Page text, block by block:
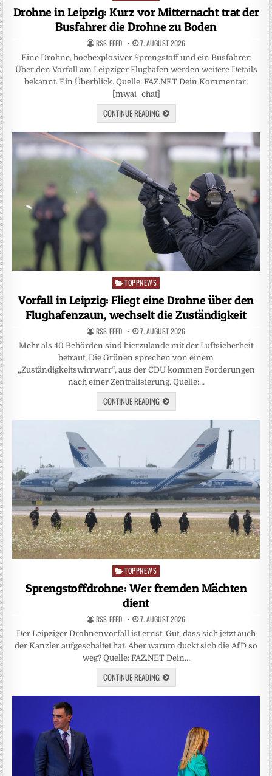
in
Drohne in Leipzig: Kurz vor Mitternacht trat der
Busfahrer die Drohne zu Boden
RSS-FEED 7. AUGUST 2026
Eine Drohne, hochexplosiver Sprengstoff und ein Busfahrer:
Über den Vorfall am Leipziger Flughafen werden weitere Details
bekannt. Ein Überblick. Quelle: FAZ.NET Dein Kommentar:
[mwai_chat]
CONTINUE READING
Posted
in
TOPPNEWS
Vorfall in Leipzig: Fliegt eine Drohne über den
Flughafenzaun, wechselt die Zuständigkeit
RSS-FEED 7. AUGUST 2026
Mehr als 40 Behörden sind hierzulande mit der Luftsicherheit
betraut. Die Grünen sprechen von einem
„Zuständigkeitswirrwarr“, aus der CDU kommen Forderungen
nach einer Zentralisierung. Quelle:…
CONTINUE READING
Posted
TOPPNEWS
Sprengstoffdrohne: Wer fremden Mächten
dient
RSS-FEED 7. AUGUST 2026
Der Leipziger Drohnenvorfall ist ernst. Gut, dass sich jetzt auch
der Kanzler aufgeschaltet hat. Aber warum duckt sich die AfD so
weg? Quelle: FAZ.NET Dein…
CONTINUE READING